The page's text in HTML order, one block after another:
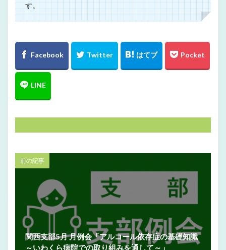
す。
前の記事
関西支部5月 月例会「アルコール依存症の基礎知識
～いわくら病院での取り組みを通して～」